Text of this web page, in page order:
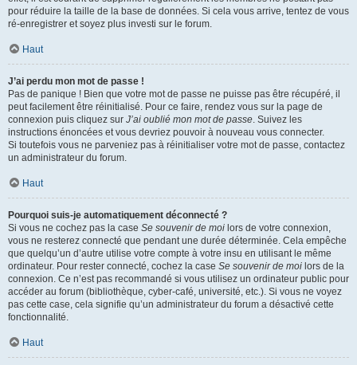
pour réduire la taille de la base de données. Si cela vous arrive, tentez de vous
ré-enregistrer et soyez plus investi sur le forum.
Haut
J’ai perdu mon mot de passe !
Pas de panique ! Bien que votre mot de passe ne puisse pas être récupéré, il
peut facilement être réinitialisé. Pour ce faire, rendez vous sur la page de
connexion puis cliquez sur J’ai oublié mon mot de passe. Suivez les
instructions énoncées et vous devriez pouvoir à nouveau vous connecter.
Si toutefois vous ne parveniez pas à réinitialiser votre mot de passe, contactez
un administrateur du forum.
Haut
Pourquoi suis-je automatiquement déconnecté ?
Si vous ne cochez pas la case Se souvenir de moi lors de votre connexion,
vous ne resterez connecté que pendant une durée déterminée. Cela empêche
que quelqu’un d’autre utilise votre compte à votre insu en utilisant le même
ordinateur. Pour rester connecté, cochez la case Se souvenir de moi lors de la
connexion. Ce n’est pas recommandé si vous utilisez un ordinateur public pour
accéder au forum (bibliothèque, cyber-café, université, etc.). Si vous ne voyez
pas cette case, cela signifie qu’un administrateur du forum a désactivé cette
fonctionnalité.
Haut